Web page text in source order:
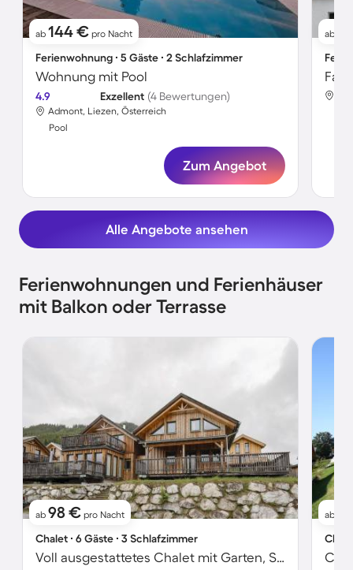
ab 144 € pro Nacht
Ferienwohnung ∙ 5 Gäste ∙ 2 Schlafzimmer
Wohnung mit Pool
4.9 Exzellent (4 Bewertungen)
Admont, Liezen, Österreich
Pool
Zum Angebot
ab
Alle Angebote ansehen
Ferienwohnungen und Ferienhäuser
mit Balkon oder Terrasse
ab 98 € pro Nacht
Chalet ∙ 6 Gäste ∙ 3 Schlafzimmer
Voll ausgestattetes Chalet mit Garten, Sauna und Terrasse | Bergblick | Nah am Skifahren
ab